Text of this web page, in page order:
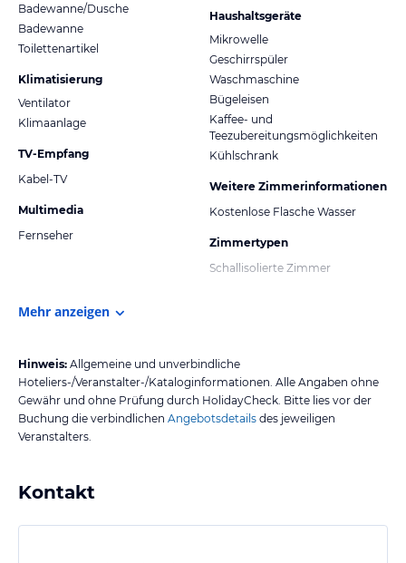
Badewanne/Dusche
Badewanne
Toilettenartikel
Klimatisierung
Ventilator
Klimaanlage
TV-Empfang
Kabel-TV
Multimedia
Fernseher
Haushaltsgeräte
Mikrowelle
Geschirrspüler
Waschmaschine
Bügeleisen
Kaffee- und
Teezubereitungsmöglichkeiten
Kühlschrank
Weitere Zimmerinformationen
Kostenlose Flasche Wasser
Zimmertypen
Schallisolierte Zimmer
Mehr anzeigen
Hinweis: Allgemeine und unverbindliche
Hoteliers-/Veranstalter-/Kataloginformationen. Alle Angaben ohne
Gewähr und ohne Prüfung durch HolidayCheck. Bitte lies vor der
Buchung die verbindlichen Angebotsdetails des jeweiligen
Veranstalters.
Kontakt